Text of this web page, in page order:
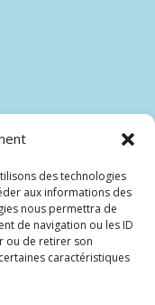
des technologies
aux informations des
nous permettra de
de navigation ou les ID
ou de retirer son
caractéristiques